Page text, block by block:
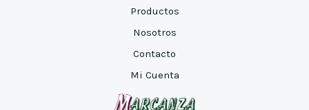
Productos
Nosotros
Contacto
Mi Cuenta